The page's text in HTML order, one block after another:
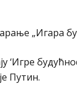
„Игара
Путин.